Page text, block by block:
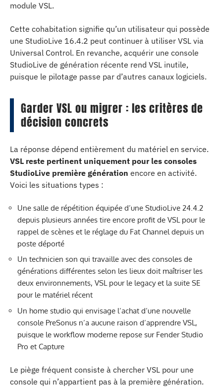
module VSL.
Cette cohabitation signifie qu’un utilisateur qui possède
une StudioLive 16.4.2 peut continuer à utiliser VSL via
Universal Control. En revanche, acquérir une console
StudioLive de génération récente rend VSL inutile,
puisque le pilotage passe par d’autres canaux logiciels.
Garder VSL ou migrer : les critères de
décision concrets
La réponse dépend entièrement du matériel en service.
VSL reste pertinent uniquement pour les consoles
StudioLive première génération encore en activité.
Voici les situations types :
Une salle de répétition équipée d’une StudioLive 24.4.2
depuis plusieurs années tire encore profit de VSL pour le
rappel de scènes et le réglage du Fat Channel depuis un
poste déporté
Un technicien son qui travaille avec des consoles de
générations différentes selon les lieux doit maîtriser les
deux environnements, VSL pour le legacy et la suite SE
pour le matériel récent
Un home studio qui envisage l’achat d’une nouvelle
console PreSonus n’a aucune raison d’apprendre VSL,
puisque le workflow moderne repose sur Fender Studio
Pro et Capture
Le piège fréquent consiste à chercher VSL pour une
console qui n’appartient pas à la première génération.